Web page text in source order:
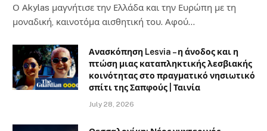
Ο Αkylas μαγνήτισε την Ελλάδα και την Ευρώπη με τη
μοναδική, καινοτόμα αισθητική του. Αφού…
Ανασκόπηση Lesvia – η άνοδος και η
πτώση μιας καταπληκτικής λεσβιακής
κοινότητας στο πραγματικό νησιωτικό
σπίτι της Σαπφούς | Ταινία
July 28, 2026